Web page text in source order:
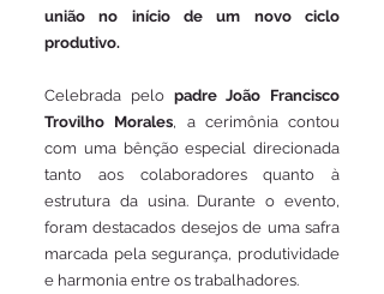
união no início de um novo ciclo
produtivo.
Celebrada pelo padre João Francisco
Trovilho Morales, a cerimônia contou
com uma bênção especial direcionada
tanto aos colaboradores quanto à
estrutura da usina. Durante o evento,
foram destacados desejos de uma safra
marcada pela segurança, produtividade
e harmonia entre os trabalhadores.